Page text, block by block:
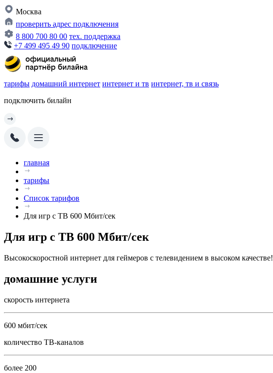
Москва
проверить адрес подключения
8 800 700 80 00 тех. поддержка
+7 499 495 49 90 подключение
тарифы домашний интернет интернет и тв интернет, тв и связь
подключить билайн
главная
тарифы
Список тарифов
Для игр с ТВ 600 Мбит/сек
Для игр с ТВ 600 Мбит/сек
Высокоскоростной интернет для геймеров с телевидением в высоком качестве!
домашние услуги
скорость интернета
600 мбит/сек
количество ТВ-каналов
более 200